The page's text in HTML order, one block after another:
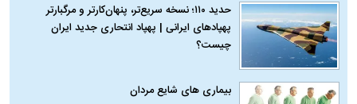
حدید ۱۱۰؛ نسخه سریع‌تر، پنهان‌کارتر و مرگبارتر
پهپادهای ایرانی | پهپاد انتحاری جدید ایران
چیست؟
بیماری‌ های شایع مردان